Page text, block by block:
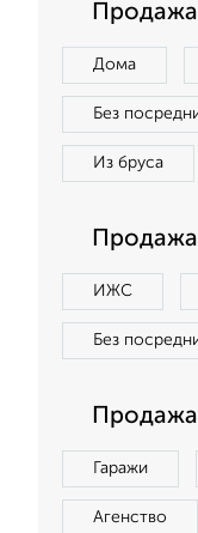
Продажа
Дома
Без
Из бруса
Продажа
ИЖС
Без
Гаражи
Агенство